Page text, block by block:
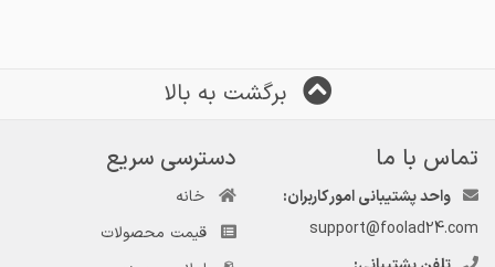
برگشت به بالا
تماس با ما
واحد پشتیبانی امور کاربران:
support@foolad24.com
دسترسی سریع
خانه
قیمت محصولات